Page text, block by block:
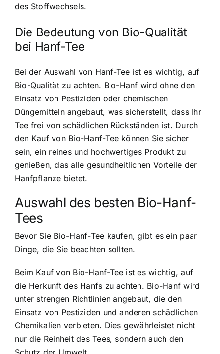
des Stoffwechsels.
Die Bedeutung von Bio-Qualität
bei Hanf-Tee
Bei der Auswahl von Hanf-Tee ist es wichtig, auf
Bio-Qualität zu achten. Bio-Hanf wird ohne den
Einsatz von Pestiziden oder chemischen
Düngemitteln angebaut, was sicherstellt, dass Ihr
Tee frei von schädlichen Rückständen ist. Durch
den Kauf von Bio-Hanf-Tee können Sie sicher
sein, ein reines und hochwertiges Produkt zu
genießen, das alle gesundheitlichen Vorteile der
Hanfpflanze bietet.
Auswahl des besten Bio-Hanf-
Tees
Bevor Sie Bio-Hanf-Tee kaufen, gibt es ein paar
Dinge, die Sie beachten sollten.
Beim Kauf von Bio-Hanf-Tee ist es wichtig, auf
die Herkunft des Hanfs zu achten. Bio-Hanf wird
unter strengen Richtlinien angebaut, die den
Einsatz von Pestiziden und anderen schädlichen
Chemikalien verbieten. Dies gewährleistet nicht
nur die Reinheit des Tees, sondern auch den
Schutz der Umwelt.